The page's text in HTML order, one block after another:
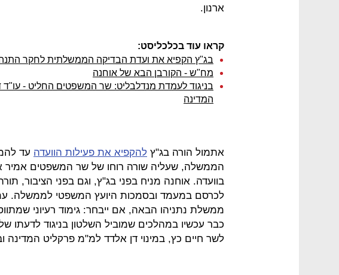
ארנון.
קראו עוד בכלכליסט:
בג"ץ הקפיא את ועדת הבדיקה הממשלתית לחקר
מח"ש - הקורבן הבא של אוחנה
בניגוד לעמדת מנדלבליט: שר המשפטים החליט - עו"ד
המדינה
אתמול הורה בג"ץ להקפיא את פעילות הוועדה עד
הממשלה, שעליה שורה רוחו של שר המשפטים אמיר
בוועדה. אוחנה מניח בפני בג"ץ, וגם בפני הציבור,
לכרסם במעמד ובסמכות היועץ המשפטי לממשלה.
ממשלת נתניהו הבאה, אם ייבחר: גימוד רעיוני
כבר עכשיו במהלכים שמוביל השלטון בניגוד לדעתו
לשר חיים כץ, במינוי דן אלדד למ"מ פרקליט המדינה